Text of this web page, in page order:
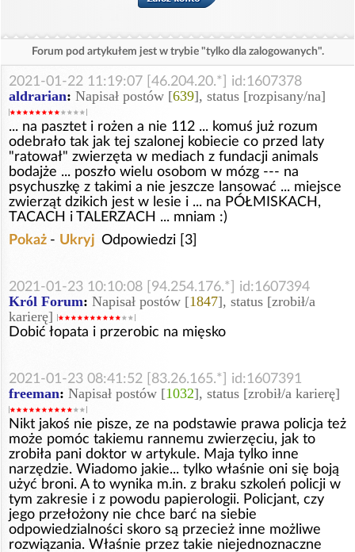
Forum pod artykułem jest w trybie "tylko dla zalogowanych".
2021-01-22 11:19:07 [46.204.20.*] id:1607378
aldrarian: Napisał postów [639], status [rozpisany/na]
... na pasztet i rożen a nie 112 ... komuś już rozum
odebrało tak jak tej szalonej kobiecie co przed laty
"ratował" zwierzęta w mediach z fundacji animals
bodajże ... poszło wielu osobom w mózg --- na
psychuszkę z takimi a nie jeszcze lansować ... miejsce
zwierząt dzikich jest w lesie i ... na PÓŁMISKACH,
TACACH i TALERZACH ... mniam :)
Pokaż - Ukryj Odpowiedzi [3]
2021-01-23 10:10:08 [94.254.176.*] id:1607394
Król Forum: Napisał postów [1847], status [zrobił/a
karierę]
Dobić łopata i przerobic na mięsko
2021-01-23 08:41:52 [83.26.165.*] id:1607391
freeman: Napisał postów [1032], status [zrobił/a karierę]
Nikt jakoś nie pisze, ze na podstawie prawa policja też
może pomóc takiemu rannemu zwierzęciu, jak to
zrobiła pani doktor w artykule. Maja tylko inne
narzędzie. Wiadomo jakie... tylko właśnie oni się boją
użyć broni. A to wynika m.in. z braku szkoleń policji w
tym zakresie i z powodu papierologii. Policjant, czy
jego przełożony nie chce barć na siebie
odpowiedzialności skoro są przecież inne możliwe
rozwiązania. Właśnie przez takie niejednoznaczne